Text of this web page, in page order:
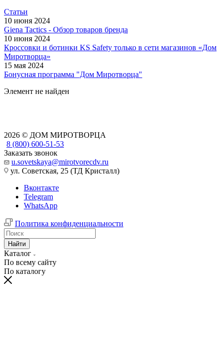
Статьи
10 июня 2024
Giena Tactics - Обзор товаров бренда
10 июня 2024
Кроссовки и ботинки KS Safety только в сети магазинов «Дом
Миротворца»
15 мая 2024
Бонусная программа "Дом Миротворца"
Элемент не найден
2026 © ДОМ МИРОТВОРЦА
8 (800) 600-51-53
Заказать звонок
u.sovetskaya@mirotvorecdv.ru
ул. Советская, 25 (ТД Кристалл)
Вконтакте
Telegram
WhatsApp
Политика конфиденциальности
Найти
Каталог
По всему сайту
По каталогу